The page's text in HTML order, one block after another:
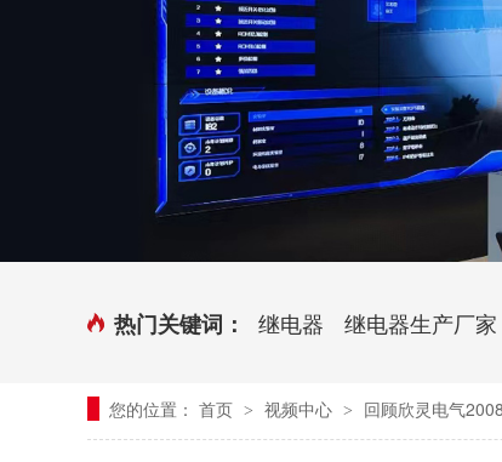
计数继电器
液位继电器
电磁继电器及插座
时控开关
新能源继电器
编码器
热电偶
热电阻
热门关键词： 继电器 继电器生产厂家
您的位置： 首页 > 视频中心 > 回顾欣灵电气